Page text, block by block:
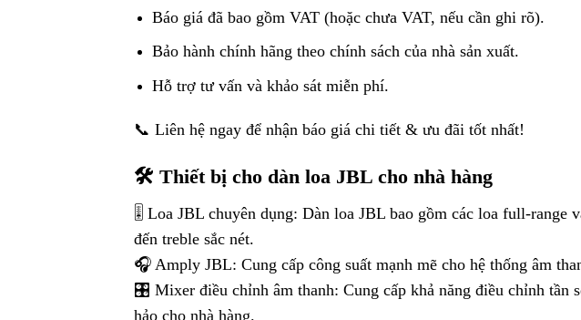
Báo giá đã bao gồm VAT (hoặc chưa VAT, nếu cần ghi rõ).
Bảo hành chính hãng theo chính sách của nhà sản xuất.
Hỗ trợ tư vấn và khảo sát miễn phí.
📞 Liên hệ ngay để nhận báo giá chi tiết & ưu đãi tốt nhất!
🛠️ Thiết bị cho dàn loa JBL cho nhà hàng
🎚️ Loa JBL chuyên dụng: Dàn loa JBL bao gồm các loa full-range
đến treble sắc nét.
🎧 Amply JBL: Cung cấp công suất mạnh mẽ cho hệ thống âm
🎛️ Mixer điều chỉnh âm thanh: Cung cấp khả năng điều chỉnh tần
hảo cho nhà hàng.